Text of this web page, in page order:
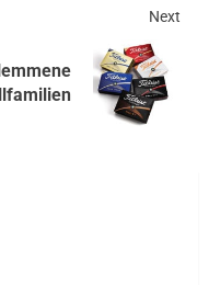
Next